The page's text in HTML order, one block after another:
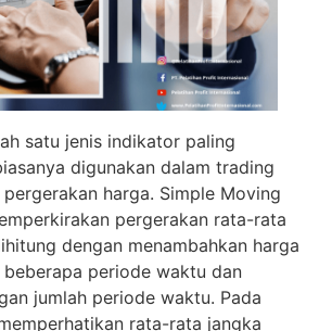
satu jenis indikator paling
digunakan dalam trading
harga. Simple Moving
pergerakan rata-rata
dengan menambahkan harga
periode waktu dan
jumlah periode waktu. Pada
rata-rata jangka